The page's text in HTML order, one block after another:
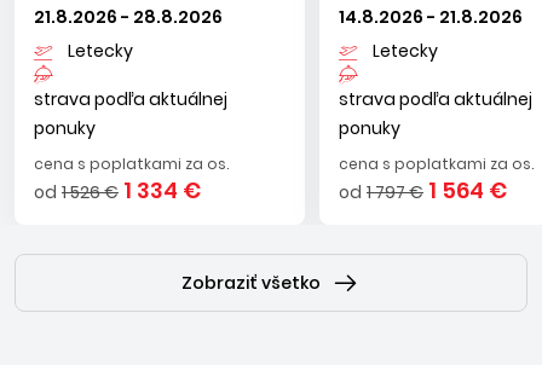
21.8.2026 - 28.8.2026
Letecky
strava podľa aktuálnej
ponuky
cena s poplatkami za os.
od 1 526 € 1 334 €
14.8.2026 - 21.8.2026
Letecky
strava podľa aktuálnej
ponuky
cena s poplatkami za os.
od 1 797 € 1 564 €
Zobraziť všetko